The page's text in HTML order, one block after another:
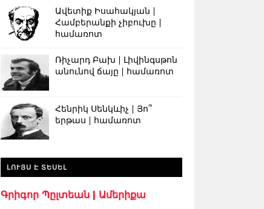
Ավետիք Իսահակյան |
Համբերանքի չիբուխը |
համառոտ
Ռիչարդ Բախ | Լիվինգսթոն
անունով ճայը | համառոտ
Հենրիկ Սենկևիչ | Յո՞
երթաս | համառոտ
ԼՈՒՅՍ Է ՏԵՍԵԼ
Գրիգոր Պըլտեան | Ամերիքա